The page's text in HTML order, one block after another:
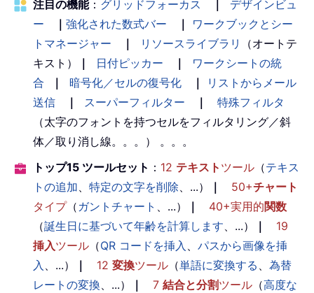
注目の機能： グリッドフォーカス ｜
デザインビュ
ー
｜ 強化された数式バー ｜
ワークブックとシー
トマネージャー
｜ リソースライブラリ
（オートテ
キスト）
｜ 日付ピッカー ｜
ワークシートの統
合
｜ 暗号化／セルの復号化 ｜
リストからメール
送信
｜ スーパーフィルター ｜
特殊フィルタ
（太字のフォントを持つセルをフィルタリング／斜
体／取り消し線。。。） 。。。
トップ15 ツールセット ： 12 テキスト ツール （テキス
トの追加、 特定の文字を削除、...） ｜ 50+チャート
タイプ（ ガントチャート 、...） ｜ 40+実用的関数
（誕生日に基づいて年齢を計算します、...） ｜
19
挿入ツール （QR コードを挿入 、 パスから画像を挿
入 、...） ｜ 12 変換ツール （単語に変換する 、 為替
レートの変換、...） ｜ 7 結合と分割ツール （高度な